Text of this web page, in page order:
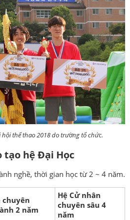
thể thao 2018 do trường tổ chức.
hệ Đại Học
nghề, thời gian học từ 2 ~ 4 năm.
chuyên
2 năm
Hệ Cử nhân
chuyên sâu 4
năm